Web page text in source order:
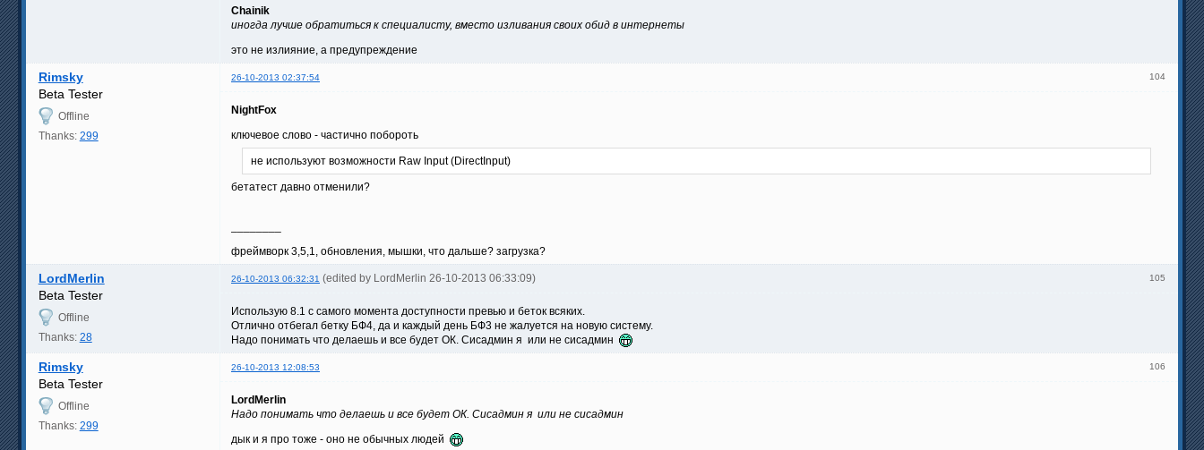
Chainik
иногда лучше обратиться к специалисту, вместо изливания своих обид в интернеты
это не излияние, а предупреждение
104
Rimsky 26-10-2013 02:37:54
Beta Tester
Offline
Thanks: 299
NightFox
ключевое слово - частично побороть
не используют возможности Raw Input (DirectInput)
бетатест давно отменили?
фреймворк 3,5,1, обновления, мышки, что дальше? загрузка?
105
LordMerlin 26-10-2013 06:32:31 (edited by LordMerlin 26-10-2013 06:33:09)
Beta Tester
Offline
Thanks: 28
Использую 8.1 с самого момента доступности превью и беток всяких.
Отлично отбегал бетку БФ4, да и каждый день БФ3 не жалуется на новую систему.
Надо понимать что делаешь и все будет ОК. Сисадмин я или не сисадмин
106
Rimsky 26-10-2013 12:08:53
Beta Tester
Offline
Thanks: 299
LordMerlin
Надо понимать что делаешь и все будет ОК. Сисадмин я или не сисадмин
дык и я про тоже - оно не обычных людей